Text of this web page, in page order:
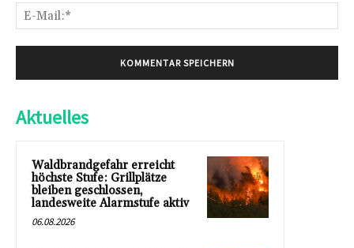
Aktuelles
Waldbrandgefahr erreicht
höchste Stufe: Grillplätze
bleiben geschlossen,
landesweite Alarmstufe aktiv
06.08.2026